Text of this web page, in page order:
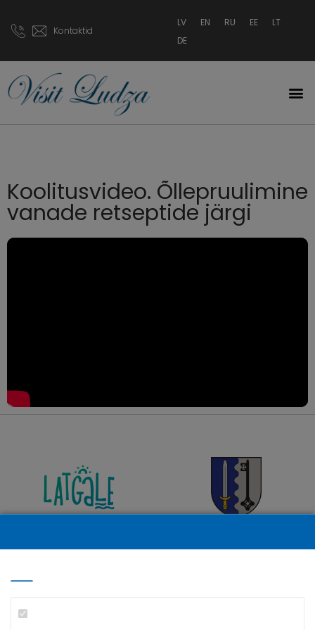
Kontaktid
LV EN RU EE
LT
DE
Koolitusvideo. Õllepruulimine
vanade retseptide järgi